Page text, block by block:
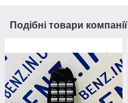
Подібні товари компанії